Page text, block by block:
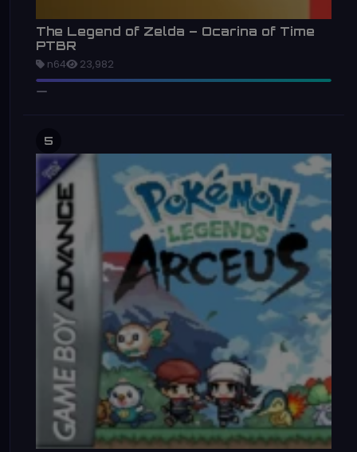
The Legend of Zelda – Ocarina of Time
PTBR
n64 23,982
5